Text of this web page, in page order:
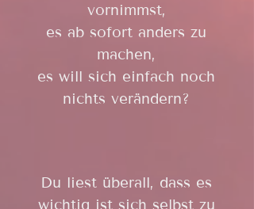
vornimmst,
es ab sofort anders zu
machen,
es will sich einfach noch
nichts verändern?
Du liest überall, dass es
wichtig ist sich selbst zu